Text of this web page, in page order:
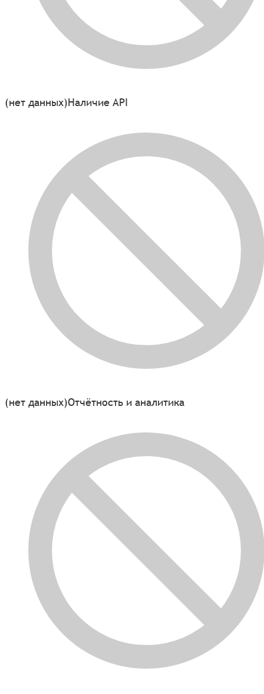
(нет данных)Наличие API
(нет данных)Отчётность и аналитика